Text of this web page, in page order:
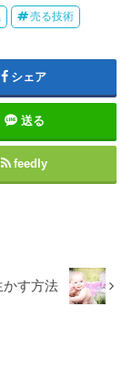
売る技術
シェア
送る
feedly
かす方法